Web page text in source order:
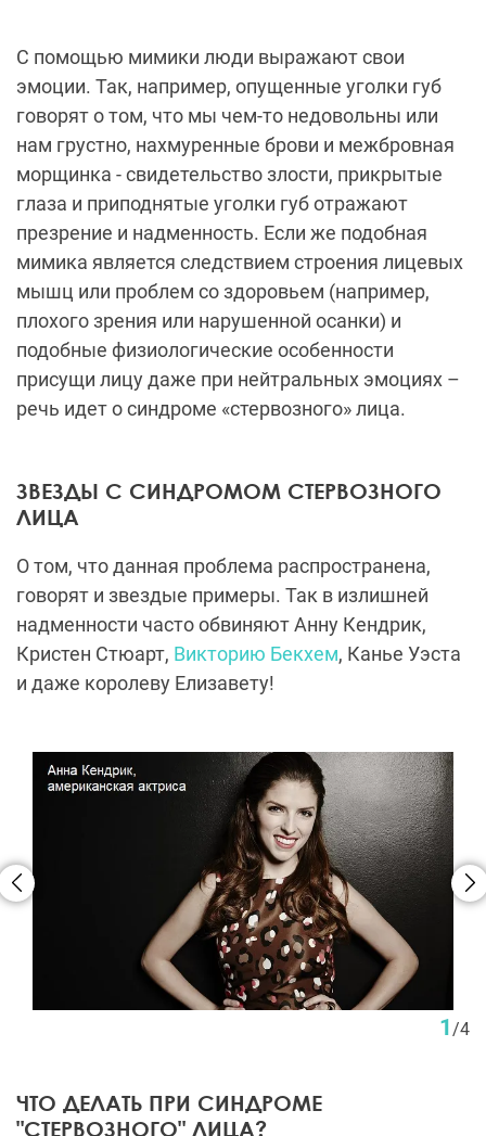
С помощью мимики люди выражают свои
эмоции. Так, например, опущенные уголки губ
говорят о том, что мы чем-то недовольны или
нам грустно, нахмуренные брови и межбровная
морщинка - свидетельство злости, прикрытые
глаза и приподнятые уголки губ отражают
презрение и надменность. Если же подобная
мимика является следствием строения лицевых
мышц или проблем со здоровьем (например,
плохого зрения или нарушенной осанки) и
подобные физиологические особенности
присущи лицу даже при нейтральных эмоциях –
речь идет о синдроме «стервозного» лица.
ЗВЕЗДЫ С СИНДРОМОМ СТЕРВОЗНОГО
ЛИЦА
О том, что данная проблема распространена,
говорят и звездые примеры. Так в излишней
надменности часто обвиняют Анну Кендрик,
Кристен Стюарт, Викторию Бекхем, Канье Уэста
и даже королеву Елизавету!
1/4
ЧТО ДЕЛАТЬ ПРИ СИНДРОМЕ
"СТЕРВОЗНОГО" ЛИЦА?